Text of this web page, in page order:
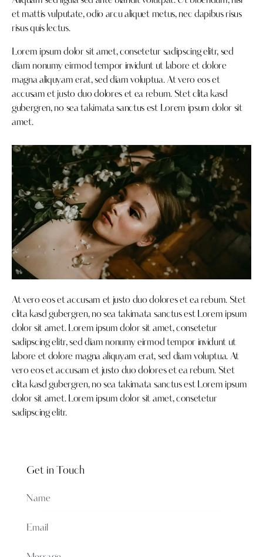
et mattis vulputate, odio arcu aliquet metus, nec dapibus risus
risus quis lectus.
Lorem ipsum dolor sit amet, consetetur sadipscing elitr, sed
diam nonumy eirmod tempor invidunt ut labore et dolore
magna aliquyam erat, sed diam voluptua. At vero eos et
accusam et justo duo dolores et ea rebum. Stet clita kasd
gubergren, no sea takimata sanctus est Lorem ipsum dolor sit
amet.
At vero eos et accusam et justo duo dolores et ea rebum. Stet
clita kasd gubergren, no sea takimata sanctus est Lorem ipsum
dolor sit amet. Lorem ipsum dolor sit amet, consetetur
sadipscing elitr, sed diam nonumy eirmod tempor invidunt ut
labore et dolore magna aliquyam erat, sed diam voluptua. At
vero eos et accusam et justo duo dolores et ea rebum. Stet
clita kasd gubergren, no sea takimata sanctus est Lorem ipsum
dolor sit amet. Lorem ipsum dolor sit amet, consetetur
sadipscing elitr.
Get in Touch